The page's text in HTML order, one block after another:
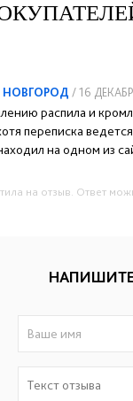
/ 16
распила и
переписка
на одном из
на отзыв. Ответ